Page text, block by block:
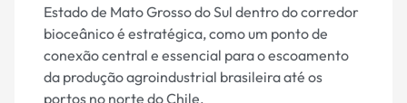
Estado de Mato Grosso do Sul dentro do corredor
bioceânico é estratégica, como um ponto de
conexão central e essencial para o escoamento
da produção agroindustrial brasileira até os
portos no norte do Chile.